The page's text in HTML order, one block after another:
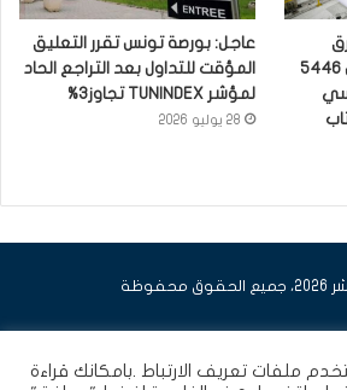
بالقصرين تنجح في تأمين 5446
عاجل: بورصة تونس تقرر التعليق
المؤقت للتداول بعد التراجع الحاد
لمؤشر TUNINDEX تجاوز3%
28 يوليو 2026
ملفات تعريف الارتباط .بامكانك قراءة